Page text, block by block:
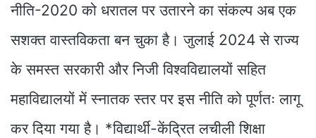
नीति-2020 को धरातल पर उतारने का संकल्प अब एक
सशक्त वास्तविकता बन चुका है। जुलाई 2024 से राज्य
के समस्त सरकारी और निजी विश्वविद्यालयों सहित
महाविद्यालयों में स्नातक स्तर पर इस नीति को पूर्णतः लागू
कर दिया गया है। *विद्यार्थी-केंद्रित लचीली शिक्षा